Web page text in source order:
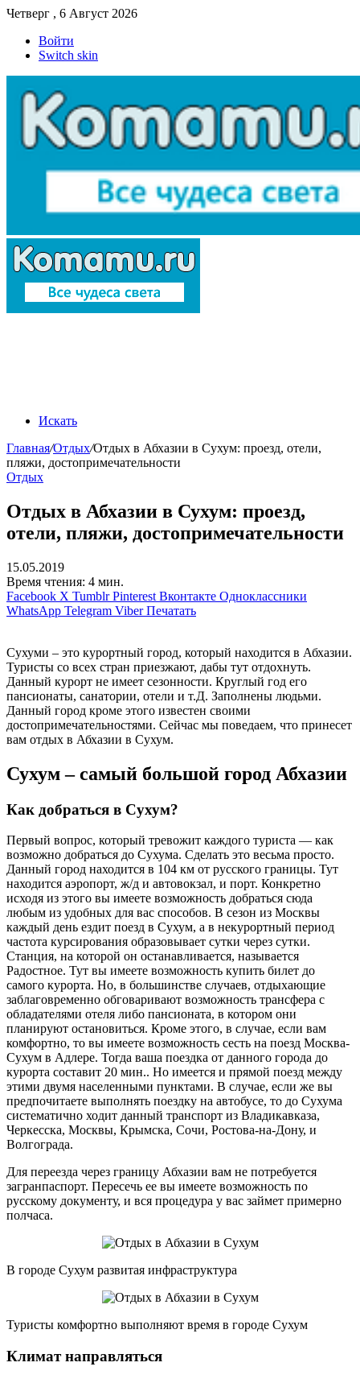
Четверг , 6 Август 2026
Войти
Switch skin
Искать
Главная/Отдых/Отдых в Абхазии в Сухум: проезд, отели,
пляжи, достопримечательности
Отдых
Отдых в Абхазии в Сухум: проезд,
отели, пляжи, достопримечательности
15.05.2019
Время чтения: 4 мин.
Facebook X Tumblr Pinterest Вконтакте Одноклассники
WhatsApp Telegram Viber Печатать
Сухуми – это курортный город, который находится в Абхазии.
Туристы со всех стран приезжают, дабы тут отдохнуть.
Данный курорт не имеет сезонности. Круглый год его
пансионаты, санатории, отели и т.Д. Заполнены людьми.
Данный город кроме этого известен своими
достопримечательностями. Сейчас мы поведаем, что принесет
вам отдых в Абхазии в Сухум.
Сухум – самый большой город Абхазии
Как добраться в Сухум?
Первый вопрос, который тревожит каждого туриста — как
возможно добраться до Сухума. Сделать это весьма просто.
Данный город находится в 104 км от русского границы. Тут
находится аэропорт, ж/д и автовокзал, и порт. Конкретно
исходя из этого вы имеете возможность добраться сюда
любым из удобных для вас способов. В сезон из Москвы
каждый день ездит поезд в Сухум, а в некурортный период
частота курсирования образовывает сутки через сутки.
Станция, на которой он останавливается, называется
Радостное. Тут вы имеете возможность купить билет до
самого курорта. Но, в большинстве случаев, отдыхающие
заблаговременно обговаривают возможность трансфера с
обладателями отеля либо пансионата, в котором они
планируют остановиться. Кроме этого, в случае, если вам
комфортно, то вы имеете возможность сесть на поезд Москва-
Сухум в Адлере. Тогда ваша поездка от данного города до
курорта составит 20 мин.. Но имеется и прямой поезд между
этими двумя населенными пунктами. В случае, если же вы
предпочитаете выполнять поездку на автобусе, то до Сухума
систематично ходит данный транспорт из Владикавказа,
Черкесска, Москвы, Крымска, Сочи, Ростова-на-Дону, и
Волгограда.
Для переезда через границу Абхазии вам не потребуется
загранпаспорт. Пересечь ее вы имеете возможность по
русскому документу, и вся процедура у вас займет примерно
полчаса.
В городе Сухум развитая инфраструктура
Туристы комфортно выполняют время в городе Сухум
Климат направляться